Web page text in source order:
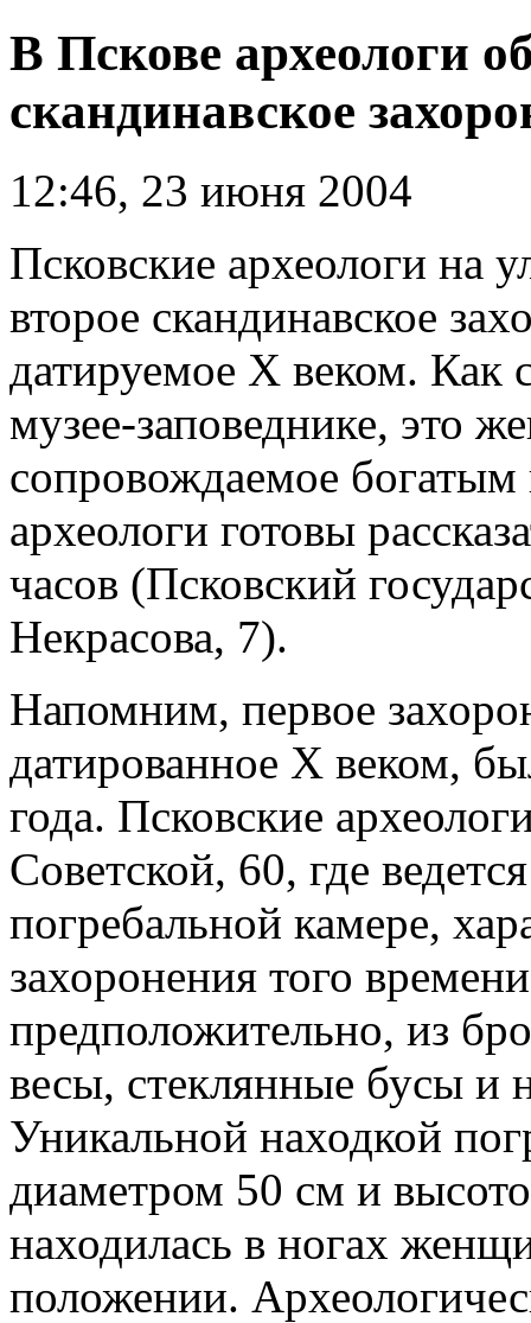
В Пскове археологи
скандинавское
12:46, 23 июня 2004
Псковские археологи на
второе скандинавское
датируемое X веком.
музее-заповеднике, это
сопровождаемое
археологи готовы
часов (Псковский
Некрасова, 7).
Напомним, первое
датированное X веком,
года. Псковские
Советской, 60, где
погребальной камере,
захоронения того
предположительно, из
весы, стеклянные бусы и
Уникальной находкой
диаметром 50 см и
находилась в ногах
положении.